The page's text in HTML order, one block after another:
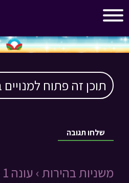
תוכן זה פתוח
שלחו תגובה
משניות בהירות › עונה 1 ›